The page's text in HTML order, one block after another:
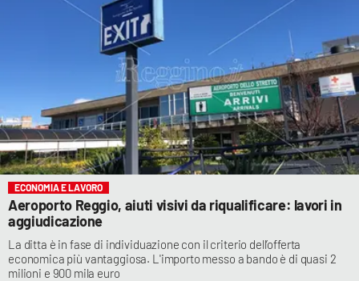
ECONOMIA E LAVORO
Aeroporto Reggio, aiuti visivi da riqualificare: lavori in
aggiudicazione
La ditta è in fase di individuazione con il criterio dell’offerta
economica più vantaggiosa. L'importo messo a bando è di quasi 2
milioni e 900 mila euro